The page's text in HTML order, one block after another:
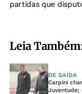
partidas que
Leia
DE SAÍDA
Carpini
Juventude;